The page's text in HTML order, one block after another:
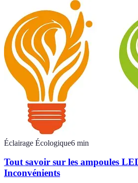
Éclairage Écologique6 min
Tout savoir sur les ampoules
Inconvénients